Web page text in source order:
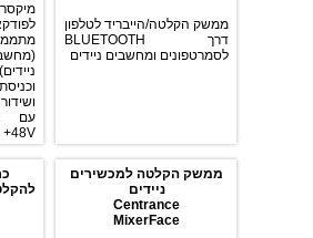
ממשק הקלטה/הייבריד לטלפון
דרך BLUETOOTH
לסמרטפונים ומחשבים ניידים
עם
+48V
ממשק הקלטה למכשירים
ניידים
Centrance
MixerFace